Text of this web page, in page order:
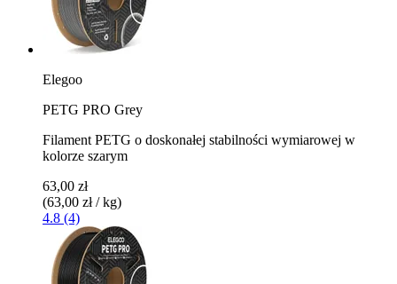
Elegoo
PETG PRO Grey
Filament PETG o doskonałej stabilności wymiarowej w
kolorze szarym
63,00 zł
(63,00 zł / kg)
4.8 (4)